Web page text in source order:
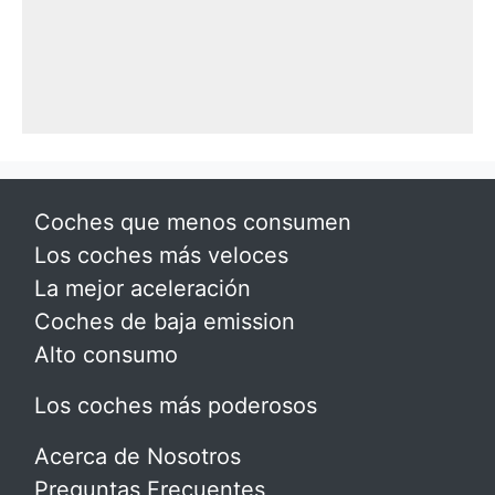
Coches que menos consumen
Los coches más veloces
La mejor aceleración
Coches de baja emission
Alto consumo
Los coches más poderosos
Acerca de Nosotros
Preguntas Frecuentes